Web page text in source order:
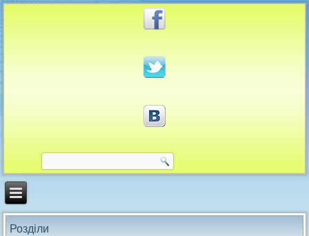
Розділи